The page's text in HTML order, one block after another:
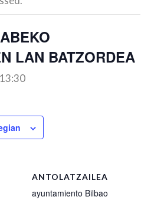
LAN BATZORDEA
13:30
ANTOLATZAILEA
ayuntamiento Bilbao